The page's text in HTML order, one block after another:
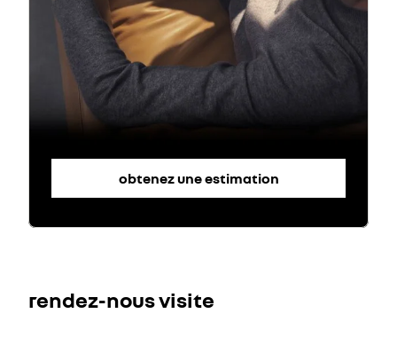
obtenez une estimation
rendez-nous visite